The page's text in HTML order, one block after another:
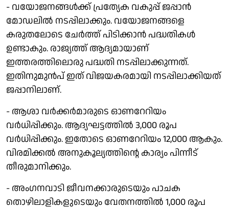
- വയോജനങ്ങൾക്ക് പ്രത്യേക വകുപ്പ് ജപ്പാൻ
മോഡലിൽ നടപ്പിലാക്കും. വയോജനങ്ങളെ
കരുതലോടെ ചേർത്ത് പിടിക്കാൻ പദ്ധതികൾ
ഉണ്ടാകും. രാജ്യത്ത് ആദ്യമായാണ്
ഇത്തരത്തിലൊരു പദ്ധതി നടപ്പിലാക്കുന്നത്.
ഇതിനുമുൻപ് ഇത് വിജയകരമായി നടപ്പിലാക്കിയത്
ജപ്പാനിലാണ്.
- ആശാ വർക്കർമാരുടെ ഓണറേറിയം
വർധിപ്പിക്കും. ആദ്യഘട്ടത്തിൽ 3,000 രൂപ
വർധിപ്പിക്കും. ഇതോടെ ഓണറേറിയം 12,000 ആകും.
വിരമിക്കൽ അനുകൂല്യത്തിന്റെ കാര്യം പിന്നീട്
തീരുമാനിക്കും.
- അംഗനവാടി ജീവനക്കാരുടെയും പാചക
തൊഴിലാളികളുടെയും വേതനത്തിൽ 1,000 രൂപ